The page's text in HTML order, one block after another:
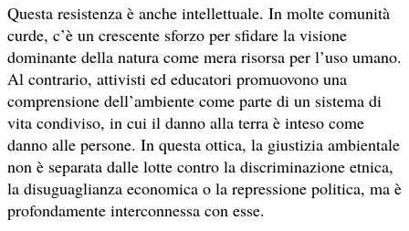
Questa resistenza è anche intellettuale. In molte comunità
curde, c’è un crescente sforzo per sfidare la visione
dominante della natura come mera risorsa per l’uso umano.
Al contrario, attivisti ed educatori promuovono una
comprensione dell’ambiente come parte di un sistema di
vita condiviso, in cui il danno alla terra è inteso come
danno alle persone. In questa ottica, la giustizia ambientale
non è separata dalle lotte contro la discriminazione etnica,
la disuguaglianza economica o la repressione politica, ma è
profondamente interconnessa con esse.